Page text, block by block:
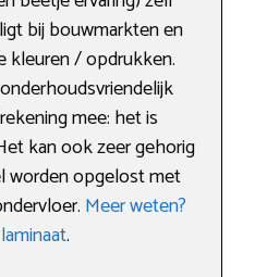
bij bouwmarkten en
kleuren / opdrukken.
mee: het is
kan ook zeer gehorig
worden opgelost met
Meer weten?
.